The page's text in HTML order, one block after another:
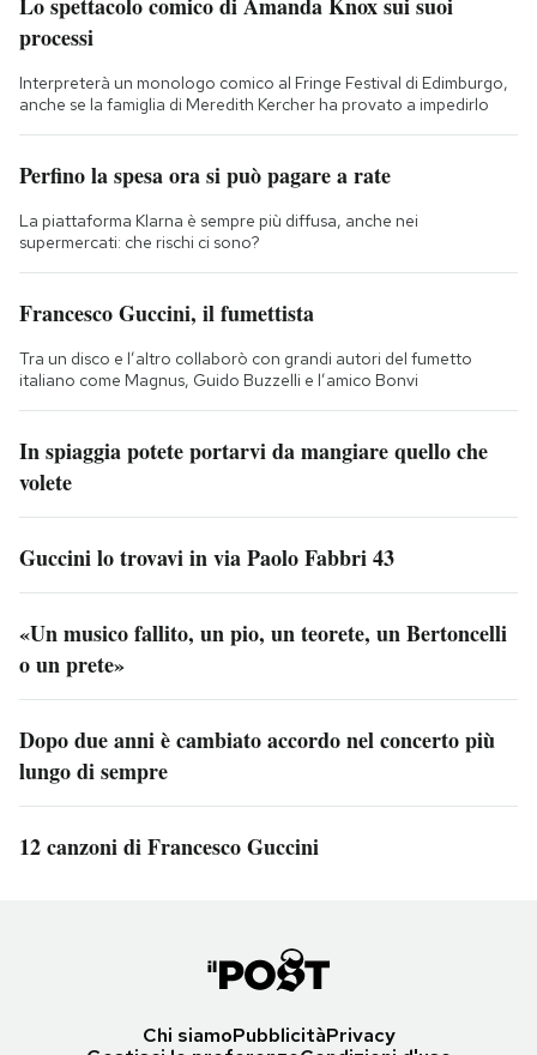
Lo spettacolo comico di Amanda Knox sui suoi
processi
Interpreterà un monologo comico al Fringe Festival di Edimburgo,
anche se la famiglia di Meredith Kercher ha provato a impedirlo
Perfino la spesa ora si può pagare a rate
La piattaforma Klarna è sempre più diffusa, anche nei
supermercati: che rischi ci sono?
Francesco Guccini, il fumettista
Tra un disco e l’altro collaborò con grandi autori del fumetto
italiano come Magnus, Guido Buzzelli e l’amico Bonvi
In spiaggia potete portarvi da mangiare quello che
volete
Guccini lo trovavi in via Paolo Fabbri 43
«Un musico fallito, un pio, un teorete, un Bertoncelli
o un prete»
Dopo due anni è cambiato accordo nel concerto più
lungo di sempre
12 canzoni di Francesco Guccini
Chi siamoPubblicitàPrivacy